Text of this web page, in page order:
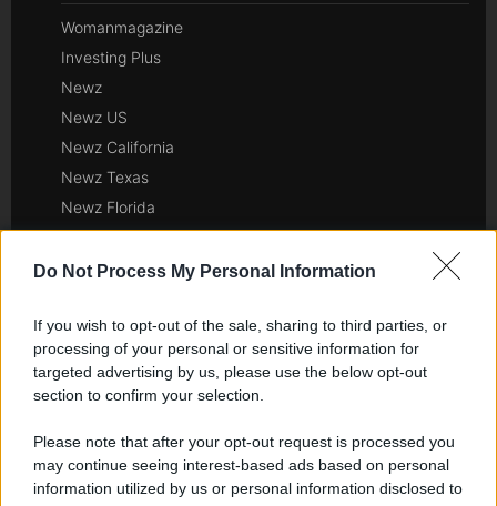
Do Not Process My Personal Information
If you wish to opt-out of the sale, sharing to third parties, or
processing of your personal or sensitive information for
targeted advertising by us, please use the below opt-out
section to confirm your selection.
Please note that after your opt-out request is processed you
may continue seeing interest-based ads based on personal
information utilized by us or personal information disclosed to
Womanmagazine
Investing Plus
Newz
Newz US
Newz California
Newz Texas
Newz Florida
Newz New York
Newz Pennsylvania
Newz Ohio
Gameland
Hig Tech Mag
Lgbtqia News
Motors Magazine 365